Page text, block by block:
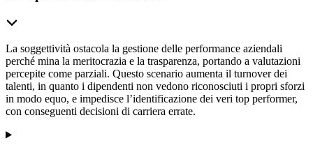
La soggettività ostacola la gestione delle performance aziendali
perché mina la meritocrazia e la trasparenza, portando a valutazioni
percepite come parziali. Questo scenario aumenta il turnover dei
talenti, in quanto i dipendenti non vedono riconosciuti i propri sforzi
in modo equo, e impedisce l’identificazione dei veri top performer,
con conseguenti decisioni di carriera errate.